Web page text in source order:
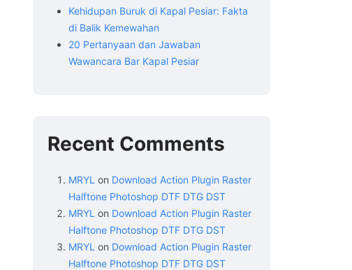
Kehidupan Buruk di Kapal Pesiar: Fakta
di Balik Kemewahan
20 Pertanyaan dan Jawaban
Wawancara Bar Kapal Pesiar
Recent Comments
MRYL on Download Action Plugin Raster
Halftone Photoshop DTF DTG DST
MRYL on Download Action Plugin Raster
Halftone Photoshop DTF DTG DST
MRYL on Download Action Plugin Raster
Halftone Photoshop DTF DTG DST